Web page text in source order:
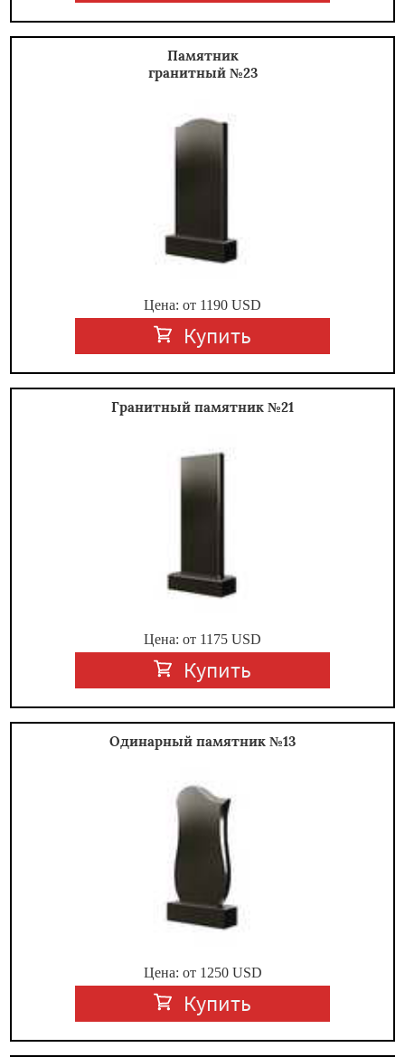
Памятник
гранитный №23
Цена: от 1190 USD
Купить
Гранитный памятник №21
Цена: от 1175 USD
Купить
Одинарный памятник №13
Цена: от 1250USD
Купить